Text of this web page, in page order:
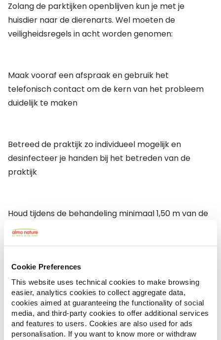
Cookie Preferences
This website uses technical cookies to make browsing
easier, analytics cookies to collect aggregate data,
cookies aimed at guaranteeing the functionality of social
media, and third-party cookies to offer additional services
and features to users. Cookies are also used for ads
personalisation. If you want to know more or withdraw
Zolang de parktijken openblijven kun je met je
huisdier naar de dierenarts. Wel moeten de
veiligheidsregels in acht worden genomen:
Maak vooraf een afspraak en gebruik het
telefonisch contact om de kern van het probleem
duidelijk te maken
Betreed de praktijk zo individueel mogelijk en
desinfecteer je handen bij het betreden van de
praktijk
Houd tijdens de behandeling minimaal 1,50 m van de
behandeltafel. Je dier wordt verzorgd door het
mens contact.
Al het andere wordt meegedeeld in je
dierenartspraktijk!